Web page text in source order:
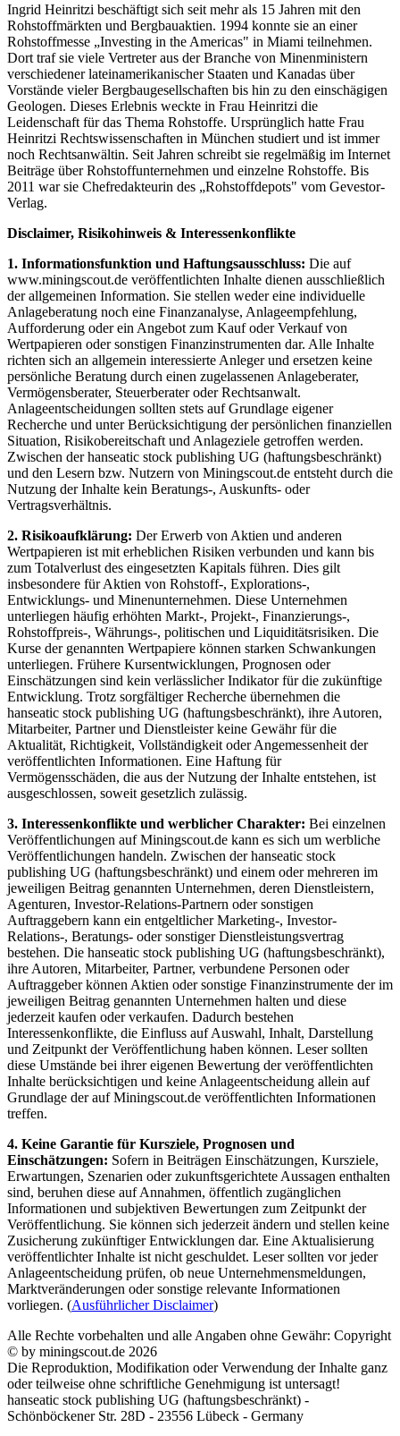
Ingrid Heinritzi beschäftigt sich seit mehr als 15 Jahren mit den
Rohstoffmärkten und Bergbauaktien. 1994 konnte sie an einer
Rohstoffmesse „Investing in the Americas" in Miami teilnehmen.
Dort traf sie viele Vertreter aus der Branche von Minenministern
verschiedener lateinamerikanischer Staaten und Kanadas über
Vorstände vieler Bergbaugesellschaften bis hin zu den einschägigen
Geologen. Dieses Erlebnis weckte in Frau Heinritzi die
Leidenschaft für das Thema Rohstoffe. Ursprünglich hatte Frau
Heinritzi Rechtswissenschaften in München studiert und ist immer
noch Rechtsanwältin. Seit Jahren schreibt sie regelmäßig im Internet
Beiträge über Rohstoffunternehmen und einzelne Rohstoffe. Bis
2011 war sie Chefredakteurin des „Rohstoffdepots" vom Gevestor-
Verlag.
Disclaimer, Risikohinweis & Interessenkonflikte
1. Informationsfunktion und Haftungsausschluss: Die auf
www.miningscout.de veröffentlichten Inhalte dienen ausschließlich
der allgemeinen Information. Sie stellen weder eine individuelle
Anlageberatung noch eine Finanzanalyse, Anlageempfehlung,
Aufforderung oder ein Angebot zum Kauf oder Verkauf von
Wertpapieren oder sonstigen Finanzinstrumenten dar. Alle Inhalte
richten sich an allgemein interessierte Anleger und ersetzen keine
persönliche Beratung durch einen zugelassenen Anlageberater,
Vermögensberater, Steuerberater oder Rechtsanwalt.
Anlageentscheidungen sollten stets auf Grundlage eigener
Recherche und unter Berücksichtigung der persönlichen finanziellen
Situation, Risikobereitschaft und Anlageziele getroffen werden.
Zwischen der hanseatic stock publishing UG (haftungsbeschränkt)
und den Lesern bzw. Nutzern von Miningscout.de entsteht durch die
Nutzung der Inhalte kein Beratungs-, Auskunfts- oder
Vertragsverhältnis.
2. Risikoaufklärung: Der Erwerb von Aktien und anderen
Wertpapieren ist mit erheblichen Risiken verbunden und kann bis
zum Totalverlust des eingesetzten Kapitals führen. Dies gilt
insbesondere für Aktien von Rohstoff-, Explorations-,
Entwicklungs- und Minenunternehmen. Diese Unternehmen
unterliegen häufig erhöhten Markt-, Projekt-, Finanzierungs-,
Rohstoffpreis-, Währungs-, politischen und Liquiditätsrisiken. Die
Kurse der genannten Wertpapiere können starken Schwankungen
unterliegen. Frühere Kursentwicklungen, Prognosen oder
Einschätzungen sind kein verlässlicher Indikator für die zukünftige
Entwicklung. Trotz sorgfältiger Recherche übernehmen die
hanseatic stock publishing UG (haftungsbeschränkt), ihre Autoren,
Mitarbeiter, Partner und Dienstleister keine Gewähr für die
Aktualität, Richtigkeit, Vollständigkeit oder Angemessenheit der
veröffentlichten Informationen. Eine Haftung für
Vermögensschäden, die aus der Nutzung der Inhalte entstehen, ist
ausgeschlossen, soweit gesetzlich zulässig.
3. Interessenkonflikte und werblicher Charakter: Bei einzelnen
Veröffentlichungen auf Miningscout.de kann es sich um werbliche
Veröffentlichungen handeln. Zwischen der hanseatic stock
publishing UG (haftungsbeschränkt) und einem oder mehreren im
jeweiligen Beitrag genannten Unternehmen, deren Dienstleistern,
Agenturen, Investor-Relations-Partnern oder sonstigen
Auftraggebern kann ein entgeltlicher Marketing-, Investor-
Relations-, Beratungs- oder sonstiger Dienstleistungsvertrag
bestehen. Die hanseatic stock publishing UG (haftungsbeschränkt),
ihre Autoren, Mitarbeiter, Partner, verbundene Personen oder
Auftraggeber können Aktien oder sonstige Finanzinstrumente der im
jeweiligen Beitrag genannten Unternehmen halten und diese
jederzeit kaufen oder verkaufen. Dadurch bestehen
Interessenkonflikte, die Einfluss auf Auswahl, Inhalt, Darstellung
und Zeitpunkt der Veröffentlichung haben können. Leser sollten
diese Umstände bei ihrer eigenen Bewertung der veröffentlichten
Inhalte berücksichtigen und keine Anlageentscheidung allein auf
Grundlage der auf Miningscout.de veröffentlichten Informationen
treffen.
4. Keine Garantie für Kursziele, Prognosen und
Einschätzungen: Sofern in Beiträgen Einschätzungen, Kursziele,
Erwartungen, Szenarien oder zukunftsgerichtete Aussagen enthalten
sind, beruhen diese auf Annahmen, öffentlich zugänglichen
Informationen und subjektiven Bewertungen zum Zeitpunkt der
Veröffentlichung. Sie können sich jederzeit ändern und stellen keine
Zusicherung zukünftiger Entwicklungen dar. Eine Aktualisierung
veröffentlichter Inhalte ist nicht geschuldet. Leser sollten vor jeder
Anlageentscheidung prüfen, ob neue Unternehmensmeldungen,
Marktveränderungen oder sonstige relevante Informationen
vorliegen. (Ausführlicher Disclaimer)
Alle Rechte vorbehalten und alle Angaben ohne Gewähr: Copyright
© by miningscout.de 2026
Die Reproduktion, Modifikation oder Verwendung der Inhalte ganz
oder teilweise ohne schriftliche Genehmigung ist untersagt!
hanseatic stock publishing UG (haftungsbeschränkt) -
Schönböckener Str. 28D - 23556 Lübeck - Germany